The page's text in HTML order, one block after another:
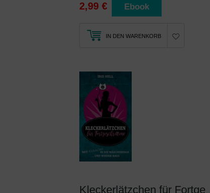
2,99 € Ebook
IN DEN WARENKORB